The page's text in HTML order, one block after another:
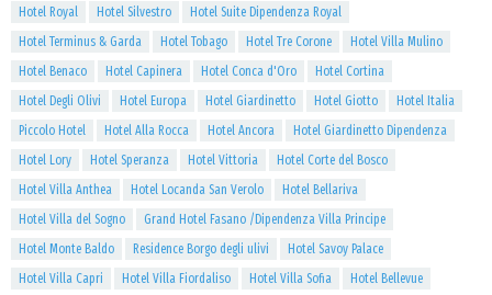
Hotel Royal Hotel Silvestro
Hotel Suite Dipendenza Royal
Hotel Terminus & Garda
Hotel Tobago Hotel Tre Corone
Hotel Villa Mulino
Hotel Benaco
Hotel Capinera Hotel Conca d'Oro
Hotel Cortina
Hotel Degli Olivi
Hotel Europa Hotel Giardinetto Hotel Giotto
Hotel Italia
Piccolo Hotel
Hotel Alla Rocca Hotel Ancora
Hotel Giardinetto Dipendenza
Hotel Lory
Hotel Speranza Hotel Vittoria
Hotel Corte del Bosco
Hotel Villa Anthea
Hotel Locanda San Verolo
Hotel Bellariva
Hotel Villa del Sogno
Grand Hotel Fasano /Dipendenza Villa Principe
Hotel Monte Baldo
Residence Borgo degli ulivi
Hotel Savoy Palace
Hotel Villa Capri
Hotel Villa Fiordaliso Hotel Villa Sofia
Hotel Bellevue